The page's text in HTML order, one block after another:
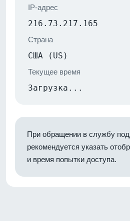
IP-адрес
216.73.217.165
Страна
США (US)
Текущее время
Загрузка...
При обращении в службу
рекомендуется указать
и время попытки доступа.